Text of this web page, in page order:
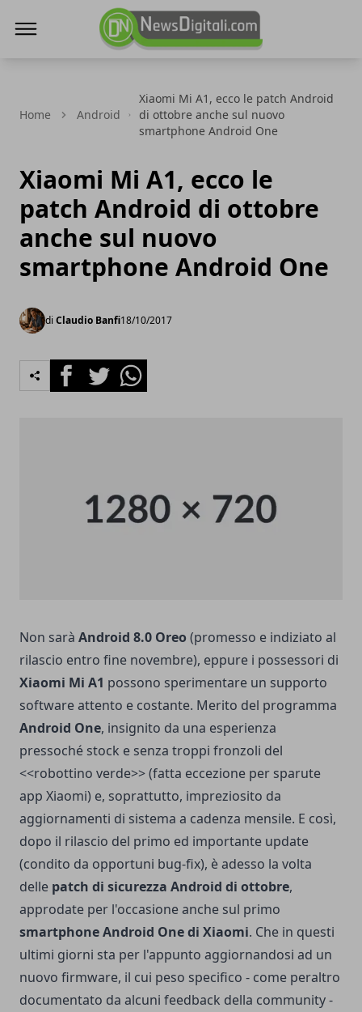
Home Android
Xiaomi Mi A1, ecco le patch Android
di ottobre anche sul nuovo
smartphone Android One
Xiaomi Mi A1, ecco le
patch Android di ottobre
anche sul nuovo
smartphone Android One
di Claudio Banfi18/10/2017
FacebookTwitterWhatsapp
Non sarà Android 8.0 Oreo (promesso e indiziato al
rilascio entro fine novembre), eppure i possessori di
Xiaomi Mi A1 possono sperimentare un supporto
software attento e costante. Merito del programma
Android One, insignito da una esperienza
pressoché stock e senza troppi fronzoli del
<<robottino verde>> (fatta eccezione per sparute
app Xiaomi) e, soprattutto, impreziosito da
aggiornamenti di sistema a cadenza mensile. E così,
dopo il rilascio del primo ed importante update
(condito da opportuni bug-fix), è adesso la volta
delle patch di sicurezza Android di ottobre,
approdate per l'occasione anche sul primo
smartphone Android One di Xiaomi. Che in questi
ultimi giorni sta per l'appunto aggiornandosi ad un
nuovo firmware, il cui peso specifico - come peraltro
documentato da alcuni feedback della community -